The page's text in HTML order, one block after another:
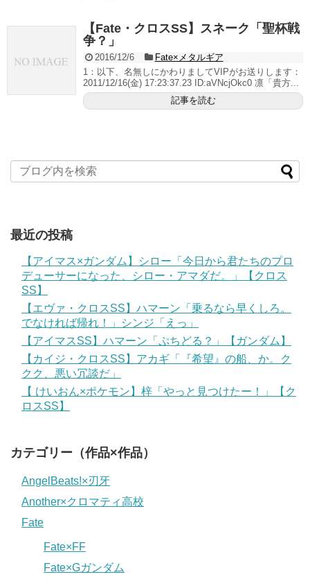
【Fate・クロスSS】スネーク「聖杯戦
争？」
2016/12/6
Fate×メタルギア
1：以下、名無しにかわりましてVIPがお送りします：
2011/12/16(金) 17:23:37.23 ID:aVNcjOkc0 凛「貴方...
記事を読む
最近の投稿
【アイマス×ガンダム】シロー「今日から君たちのプロ
デューサーになった、シロー・アマダだ。」【クロス
SS】
【エヴァ・クロスSS】ハマーン「乗るなら早くしろ。
でなければ帰れ！」シンジ「えっ」
【アイマスSS】ハマーン「ぷちどる？」【ガンダム】
【カイジ・クロスSS】アカギ「『希望』の船、か。ク
クク、悪い冗談だ」
【 けいおん×ポケモン】梓「やっと見つけたー！」【ク
ロスSS】
カテゴリー（作品×作品）
AngelBeats!×刃牙
Another×クロマティ高校
Fate
Fate×FF
Fate×Gガンダム